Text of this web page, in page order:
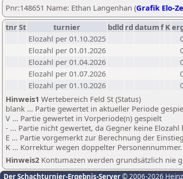
Pnr:148651 Name: Ethan Langenhan (Grafik Elo-
tnrSt turnier bdld rd datumf K
Elozahl per 01.10.2025
Elozahl per 01.01.2026
Elozahl per 01.04.2026
Elozahl per 01.07.2026
Elozahl per 01.10.2026
Hinweis1 Wertebereich Feld St (Status)
blank ... Partie gewertet in aktueller Periode
V ... Partie gewertet in Vorperiode(n) gespielt
- ... Partie nicht gewertet, da Gegner keine Elozahl
E ... Partie vorgemerkt zur Berechnung der
K ... Korrektur wegen doppelter Personennummer.
Hinweis2 Kontumazen werden grundsätzlich nie
Der Schachturnier-Ergebnis-Server© 2006-2026